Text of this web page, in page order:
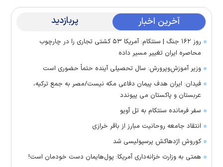
آخرین اخبار پربازدید
روز ۱۶۲ جنگ | سنتکام: آمریکا ۵۳ کشتی تجاری را در چارچوب
محاصره ایران تغییر مسیر داده
وزیر آموزش‌وپرورش: سال تحصیلی آینده حتماً حضوری است
فیدان: ایران هدف پیمان دفاعی مکه نیست/مصر به جمع ترکیه،
عربستان و پاکستان می پیوندد
سفر فرمانده سنتکام به تل آویو
انتقاد جامعه روحانیت مبارز از باقر خرازی
کوروش اژدهاکش پرسپولیسی شد
همتی به وزارت خزانه‌داری آمریکا: پول‌هایمان دست خودمان است!